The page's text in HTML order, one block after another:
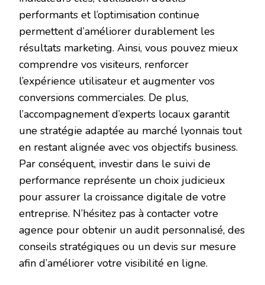
performants et l’optimisation continue
permettent d’améliorer durablement les
résultats marketing. Ainsi, vous pouvez mieux
comprendre vos visiteurs, renforcer
l’expérience utilisateur et augmenter vos
conversions commerciales. De plus,
l’accompagnement d’experts locaux garantit
une stratégie adaptée au marché lyonnais tout
en restant alignée avec vos objectifs business.
Par conséquent, investir dans le suivi de
performance représente un choix judicieux
pour assurer la croissance digitale de votre
entreprise. N’hésitez pas à contacter votre
agence pour obtenir un audit personnalisé, des
conseils stratégiques ou un devis sur mesure
afin d’améliorer votre visibilité en ligne.